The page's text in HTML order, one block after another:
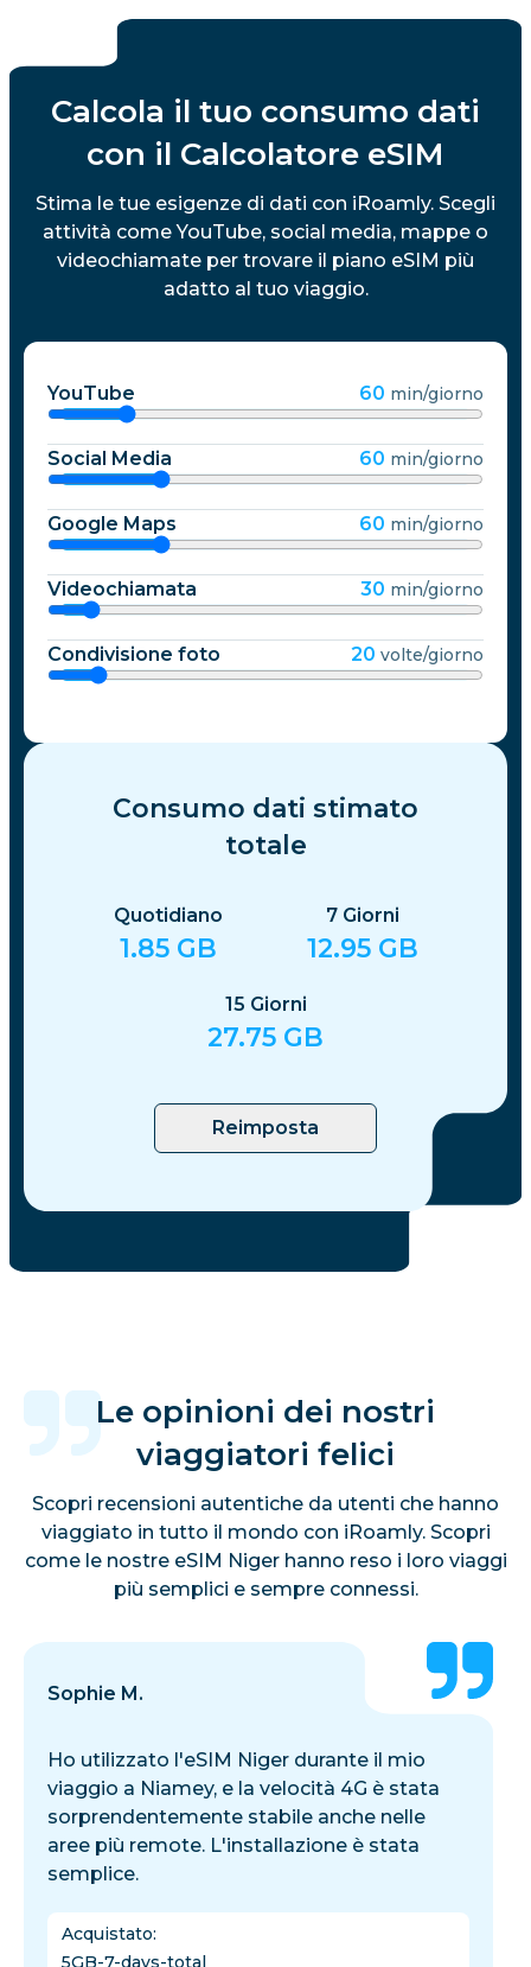
Calcola il tuo consumo dati
con il Calcolatore eSIM
Stima le tue esigenze di dati con iRoamly. Scegli
attività come YouTube, social media, mappe o
videochiamate per trovare il piano eSIM più
adatto al tuo viaggio.
YouTube 60 min/giorno
Social Media 60 min/giorno
Google Maps 60 min/giorno
Videochiamata 30 min/giorno
Condivisione foto 20 volte/giorno
Consumo dati stimato
totale
Quotidiano
1.85 GB
7 Giorni
12.95 GB
15 Giorni
27.75 GB
Reimposta
Le opinioni dei nostri
viaggiatori felici
Scopri recensioni autentiche da utenti che hanno
viaggiato in tutto il mondo con iRoamly. Scopri
come le nostre eSIM Niger hanno reso i loro viaggi
più semplici e sempre connessi.
Sophie M.
Ho utilizzato l'eSIM Niger durante il mio
viaggio a Niamey, e la velocità 4G è stata
sorprendentemente stabile anche nelle
aree più remote. L'installazione è stata
semplice.
Acquistato:
5GB-7-days-total